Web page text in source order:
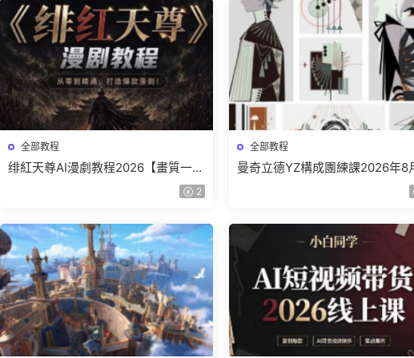
全部教程
绯紅天尊AI漫劇教程2026【畫質一般
2
全部教程
曼奇立德YZ構成團練課2026年8